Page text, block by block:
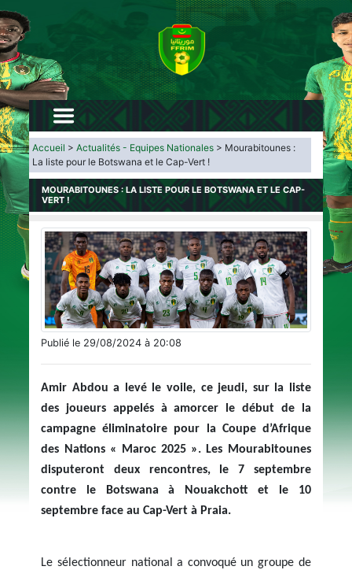
Accueil >Actualités - Equipes Nationales > Mourabitounes :
La liste pour le Botswana et le Cap-Vert !
MOURABITOUNES : LA LISTE POUR LE BOTSWANA ET LE CAP-
VERT !
Publié le 29/08/2024 à 20:08
Amir Abdou a levé le voile, ce jeudi, sur la liste
des joueurs appelés à amorcer le début de la
campagne éliminatoire pour la Coupe d’Afrique
des Nations « Maroc 2025 ». Les Mourabitounes
disputeront deux rencontres, le 7 septembre
contre le Botswana à Nouakchott et le 10
septembre face au Cap-Vert à Praia.
Le sélectionneur national a convoqué un groupe de